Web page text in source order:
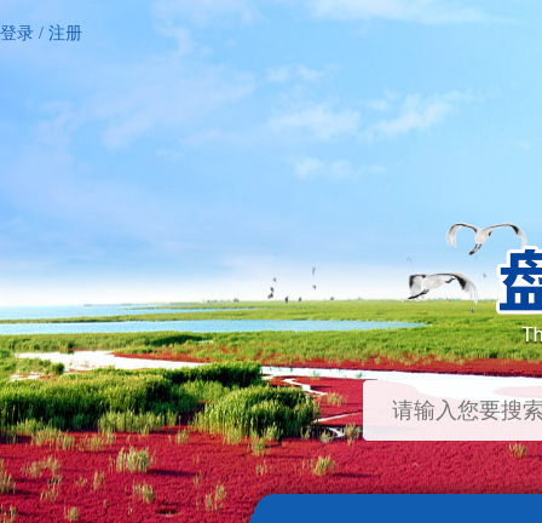
登录 / 注册